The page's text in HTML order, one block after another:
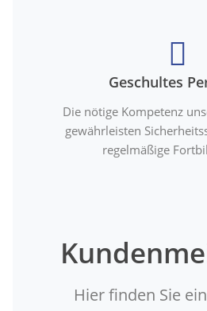
Geschultes
Die nötige Kompetenz
gewährleisten
regelmäßige
Hier finden Sie